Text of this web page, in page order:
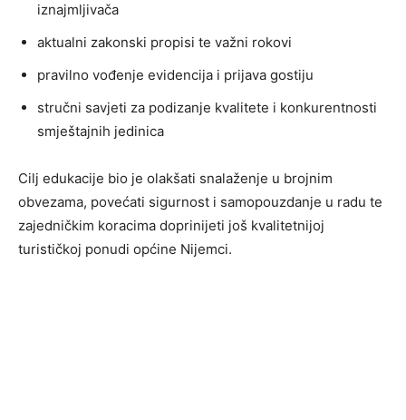
iznajmljivača
aktualni zakonski propisi te važni rokovi
pravilno vođenje evidencija i prijava gostiju
stručni savjeti za podizanje kvalitete i konkurentnosti
smještajnih jedinica
Cilj edukacije bio je olakšati snalaženje u brojnim
obvezama, povećati sigurnost i samopouzdanje u radu te
zajedničkim koracima doprinijeti još kvalitetnijoj
turističkoj ponudi općine Nijemci.